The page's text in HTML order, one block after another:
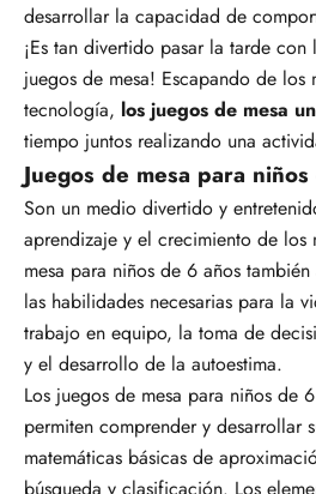
desarrollar la capacidad de
¡Es tan divertido pasar la tarde
juegos de mesa! Escapando de los
tecnología, los juegos de mesa
tiempo juntos realizando una
Juegos de mesa para
Son un medio divertido y
aprendizaje y el crecimiento de los
mesa para niños de 6 años
las habilidades necesarias para la
trabajo en equipo, la toma de
y el desarrollo de la autoestima.
Los juegos de mesa para niños de
permiten comprender y desarrollar
matemáticas básicas de
búsqueda y clasificación. Los